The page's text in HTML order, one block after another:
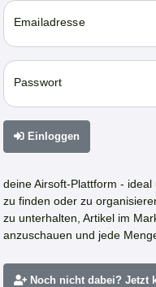
Emailadresse
Passwort
Einloggen
deine Airsoft-Plattform -
zu finden oder zu
zu unterhalten, Artikel im
anzuschauen und jede
Noch nicht dabei? Jetzt